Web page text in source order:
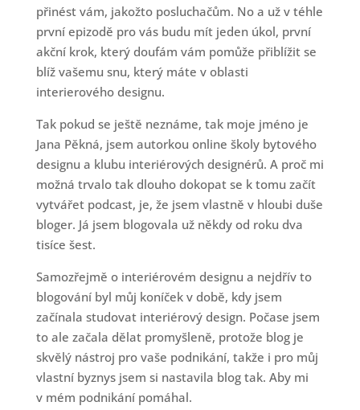
přinést vám, jakožto posluchačům. No a už v téhle
první epizodě pro vás budu mít jeden úkol, první
akční krok, který doufám vám pomůže přiblížit se
blíž vašemu snu, který máte v oblasti
interierového designu.
Tak pokud se ještě neznáme, tak moje jméno je
Jana Pěkná, jsem autorkou online školy bytového
designu a klubu interiérových designérů. A proč mi
možná trvalo tak dlouho dokopat se k tomu začít
vytvářet podcast, je, že jsem vlastně v hloubi duše
bloger. Já jsem blogovala už někdy od roku dva
tisíce šest.
Samozřejmě o interiérovém designu a nejdřív to
blogování byl můj koníček v době, kdy jsem
začínala studovat interiérový design. Počase jsem
to ale začala dělat promyšleně, protože blog je
skvělý nástroj pro vaše podnikání, takže i pro můj
vlastní byznys jsem si nastavila blog tak. Aby mi
v mém podnikání pomáhal.